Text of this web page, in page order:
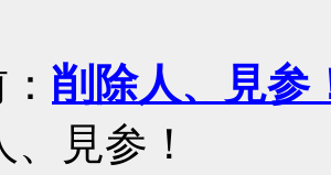
削除人、見参
見参！